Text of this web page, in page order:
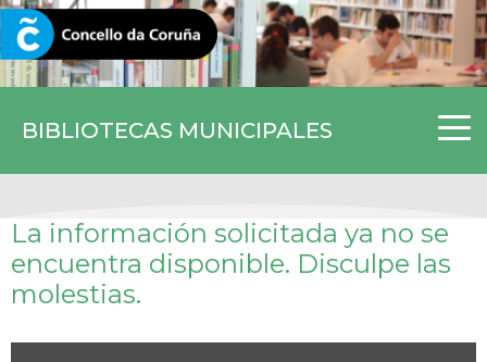
BIBLIOTECAS MUNICIPALES
CORUNA.GAL
La información solicitada ya no se
encuentra disponible. Disculpe las
molestias.